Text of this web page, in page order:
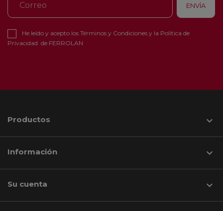
He leído y acepto los Términos y Condiciones y la Política de
Privacidad de FERROLAN
Productos 
Información 
Su cuenta 